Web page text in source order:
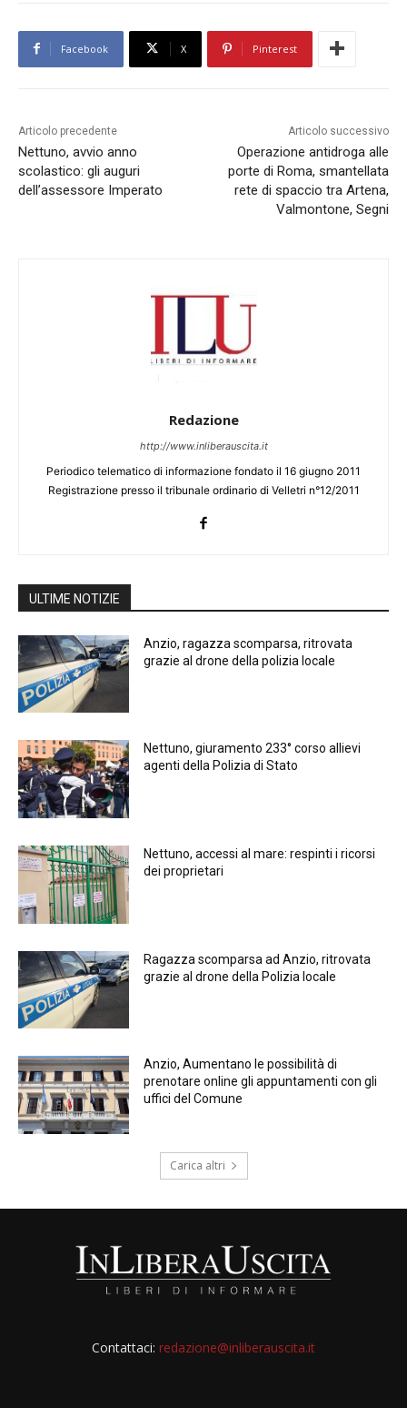
Facebook X Pinterest
Articolo precedente
Nettuno, avvio anno
scolastico: gli auguri
dell’assessore Imperato
Articolo successivo
Operazione antidroga alle
porte di Roma, smantellata
rete di spaccio tra Artena,
Valmontone, Segni
Redazione
http://www.inliberauscita.it
Periodico telematico di informazione fondato il 16 giugno 2011
Registrazione presso il tribunale ordinario di Velletri n°12/2011
ULTIME NOTIZIE
Anzio, ragazza scomparsa, ritrovata
grazie al drone della polizia locale
Nettuno, giuramento 233° corso allievi
agenti della Polizia di Stato
Nettuno, accessi al mare: respinti i ricorsi
dei proprietari
Ragazza scomparsa ad Anzio, ritrovata
grazie al drone della Polizia locale
Anzio, Aumentano le possibilità di
prenotare online gli appuntamenti con gli
uffici del Comune
Carica altri
Contattaci: redazione@inliberauscita.it